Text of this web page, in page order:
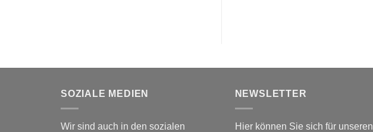
SOZIALE MEDIEN
Wir sind auch in den sozialen
NEWSLETTER
Hier können Sie sich für unseren